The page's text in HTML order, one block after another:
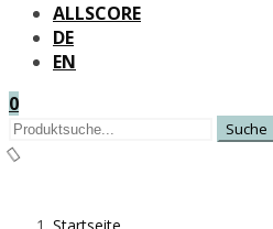
ALLSCORE
DE
EN
0
Suchen
nach: